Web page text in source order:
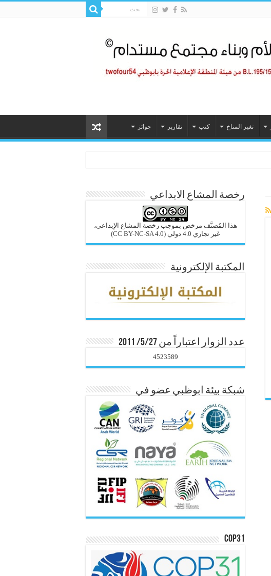
تغير المناخ كتب تقارير جوائز
رخصة المشاع الابداعي
هذا المُصنَّف مرخص بموجب رخصة المشاع الإبداعي،
غير تجاري 4.0 دولي
(CC BY-NC-SA 4.0)
المكتبة الإلكترونية
عدد الزوار اعتباراً من 5/27/ 2011
4523589
شبكة بيئة ابوظبي عضو في
COP31